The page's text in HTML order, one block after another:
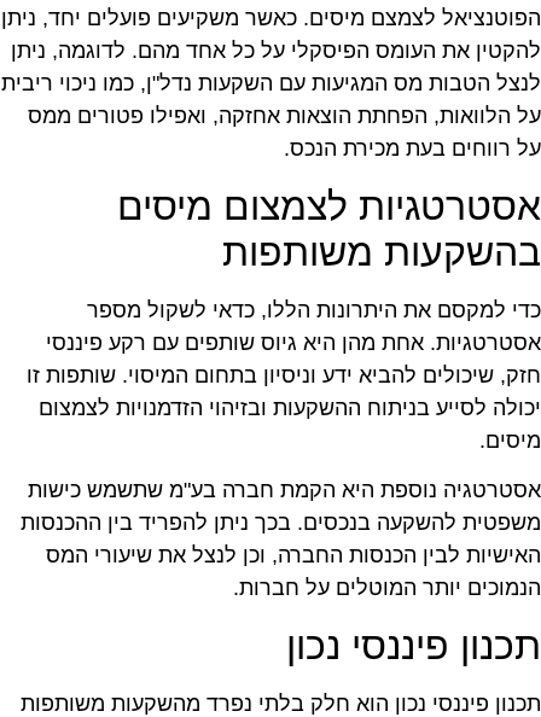
לצמצם מיסים. כאשר משקיעים פועלים יחד, ניתן
את העומס הפיסקלי על כל אחד מהם. לדוגמה, ניתן
הטבות מס המגיעות עם השקעות נדל"ן, כמו ניכוי ריבית
הלוואות, הפחתת הוצאות אחזקה, ואפילו פטורים ממס
רווחים בעת מכירת הנכס.
לצמצום מיסים
משותפות
למקסם את היתרונות הללו, כדאי לשקול מספר
אחת מהן היא גיוס שותפים עם רקע פיננסי
שיכולים להביא ידע וניסיון בתחום המיסוי. שותפות זו
לסייע בניתוח ההשקעות ובזיהוי הזדמנויות לצמצום
נוספת היא הקמת חברה בע"מ שתשמש כישות
להשקעה בנכסים. בכך ניתן להפריד בין ההכנסות
לבין הכנסות החברה, וכן לנצל את שיעורי המס
יותר המוטלים על חברות.
פיננסי נכון
פיננסי נכון הוא חלק בלתי נפרד מהשקעות משותפות